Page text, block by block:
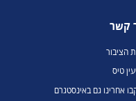
קשר
הציבור
טיס
אחרינו גם באינסטגרם